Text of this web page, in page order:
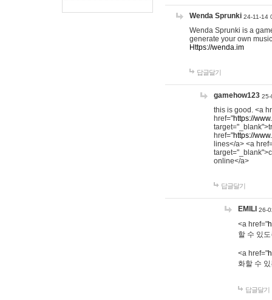
Wenda Sprunki 24-11-14
Wenda Sprunki is a
generate your own
Https://wenda.im
답글달기
gamehow123 25-
this is good. <a
href="https://
href="https://
lines</a> <a
online</a>
답글달기
EMILI 26-
<a href="
할 수 있
<a href="
화할 수
답글달기